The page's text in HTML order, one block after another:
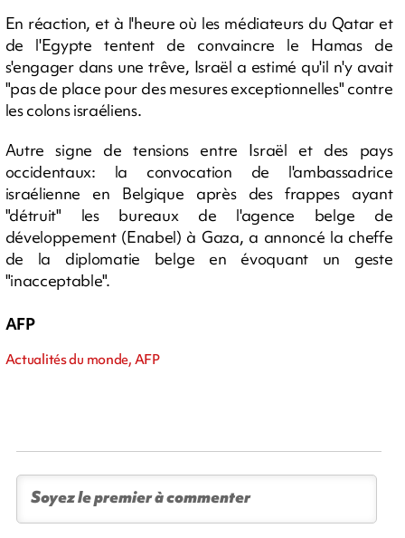
En réaction, et à l'heure où les médiateurs du Qatar et
de l'Egypte tentent de convaincre le Hamas de
s'engager dans une trêve, Israël a estimé qu'il n'y avait
"pas de place pour des mesures exceptionnelles" contre
les colons israéliens.
Autre signe de tensions entre Israël et des pays
occidentaux: la convocation de l'ambassadrice
israélienne en Belgique après des frappes ayant
"détruit" les bureaux de l'agence belge de
développement (Enabel) à Gaza, a annoncé la cheffe
de la diplomatie belge en évoquant un geste
"inacceptable".
AFP
Actualités du monde, AFP